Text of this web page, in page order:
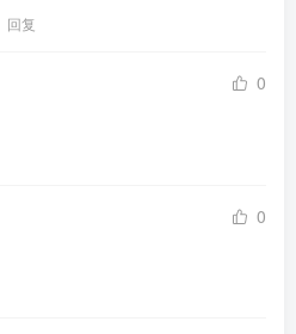
回复
0
0